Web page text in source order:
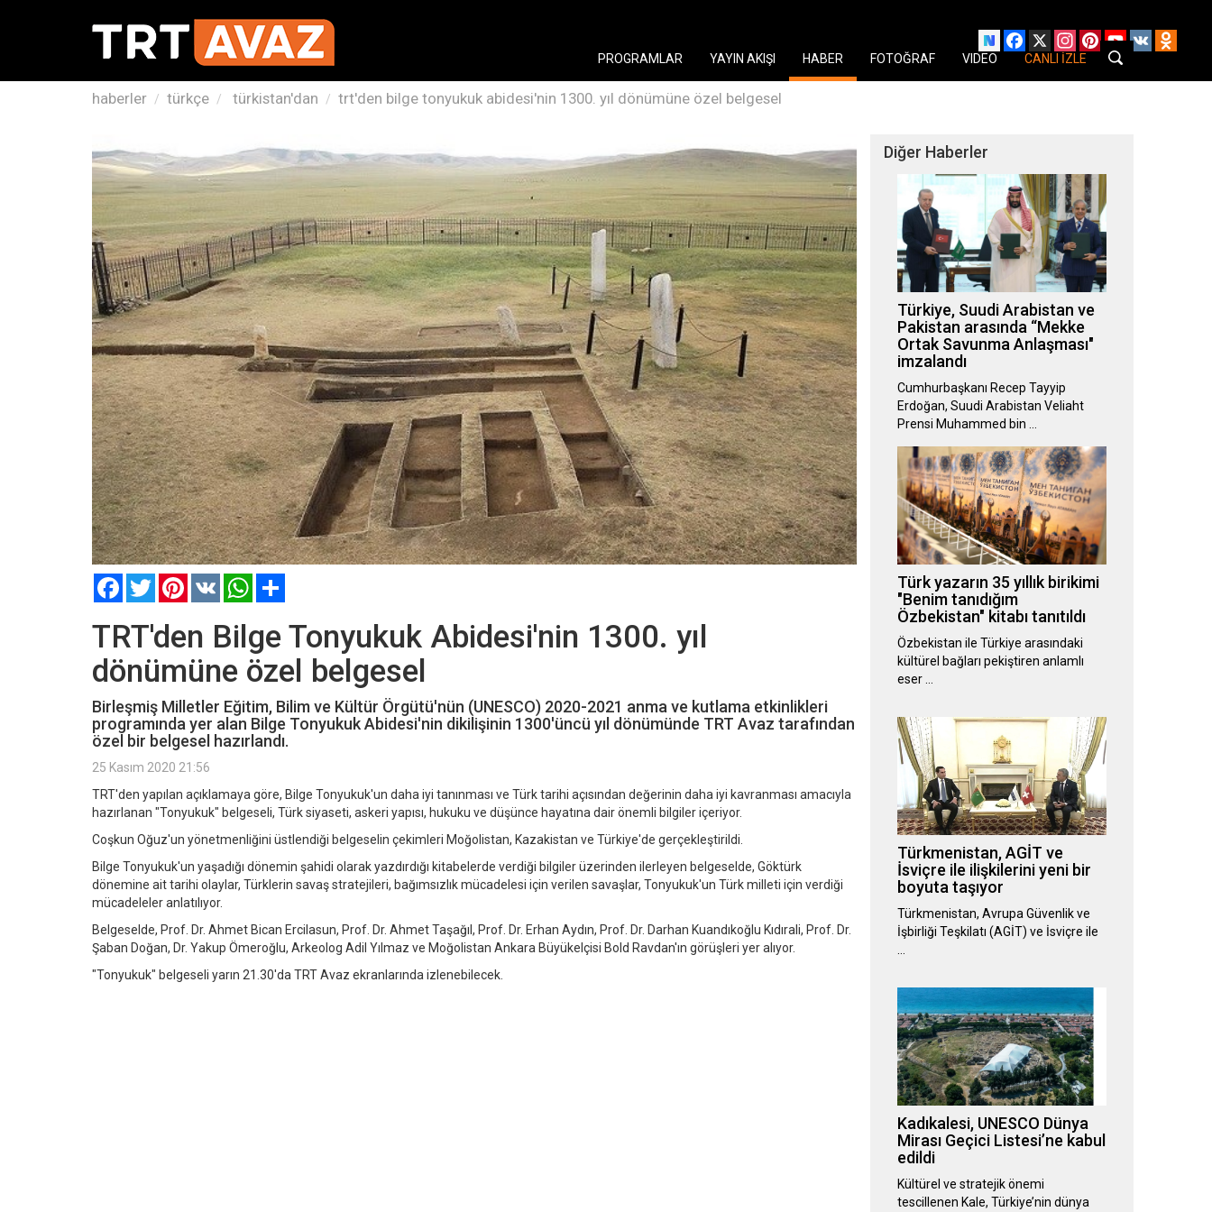
Facebook
X Instagram
PinterestYouTube
VK
PROGRAMLAR
YAYIN AKIŞI HABER FOTOĞRAF VIDEO CANLI İZLE
haberler türkçe türkistan'dan trt'den bilge tonyukuk abidesi'nin 1300. yıl dönümüne özel belgesel
FacebookTwitterPinterest
VK WhatsApp
TRT'den Bilge Tonyukuk Abidesi'nin 1300. yıl
dönümüne özel belgesel
Birleşmiş Milletler Eğitim, Bilim ve Kültür Örgütü'nün (UNESCO) 2020-2021 anma ve kutlama etkinlikleri
programında yer alan Bilge Tonyukuk Abidesi'nin dikilişinin 1300'üncü yıl dönümünde TRT Avaz tarafından
özel bir belgesel hazırlandı.
25 Kasım 2020 21:56
TRT'den yapılan açıklamaya göre, Bilge Tonyukuk'un daha iyi tanınması ve Türk tarihi açısından değerinin daha iyi kavranması amacıyla
hazırlanan "Tonyukuk" belgeseli, Türk siyaseti, askeri yapısı, hukuku ve düşünce hayatına dair önemli bilgiler içeriyor.
Coşkun Oğuz'un yönetmenliğini üstlendiği belgeselin çekimleri Moğolistan, Kazakistan ve Türkiye'de gerçekleştirildi.
Bilge Tonyukuk'un yaşadığı dönemin şahidi olarak yazdırdığı kitabelerde verdiği bilgiler üzerinden ilerleyen belgeselde, Göktürk
dönemine ait tarihi olaylar, Türklerin savaş stratejileri, bağımsızlık mücadelesi için verilen savaşlar, Tonyukuk'un Türk milleti için verdiği
mücadeleler anlatılıyor.
Belgeselde, Prof. Dr. Ahmet Bican Ercilasun, Prof. Dr. Ahmet Taşağıl, Prof. Dr. Erhan Aydın, Prof. Dr. Darhan Kuandıkoğlu Kıdırali, Prof. Dr.
Şaban Doğan, Dr. Yakup Ömeroğlu, Arkeolog Adil Yılmaz ve Moğolistan Ankara Büyükelçisi Bold Ravdan'ın görüşleri yer alıyor.
"Tonyukuk" belgeseli yarın 21.30'da TRT Avaz ekranlarında izlenebilecek.
Diğer Haberler
Türkiye, Suudi Arabistan ve
Pakistan arasında “Mekke
Ortak Savunma Anlaşması"
imzalandı
Cumhurbaşkanı Recep Tayyip
Erdoğan, Suudi Arabistan Veliaht
Prensi Muhammed bin …
Türk yazarın 35 yıllık birikimi
"Benim tanıdığım
Özbekistan" kitabı tanıtıldı
Özbekistan ile Türkiye arasındaki
kültürel bağları pekiştiren anlamlı
eser …
Türkmenistan, AGİT ve
İsviçre ile ilişkilerini yeni bir
boyuta taşıyor
Türkmenistan, Avrupa Güvenlik ve
İşbirliği Teşkilatı (AGİT) ve İsviçre ile
Kadıkalesi, UNESCO Dünya
Mirası Geçici Listesi’ne kabul
edildi
Kültürel ve stratejik önemi
tescillenen Kale, Türkiye’nin dünya